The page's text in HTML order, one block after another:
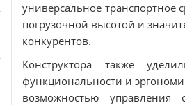
универсальное транспортное
погрузочной высотой и
конкурентов.
Конструктора также
функциональности и
возможностью